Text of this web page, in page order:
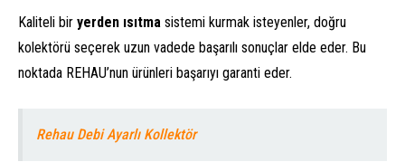
Kaliteli bir yerden ısıtma sistemi kurmak isteyenler, doğru
kolektörü seçerek uzun vadede başarılı sonuçlar elde eder. Bu
noktada REHAU’nun ürünleri başarıyı garanti eder.
Rehau Debi Ayarlı Kollektör